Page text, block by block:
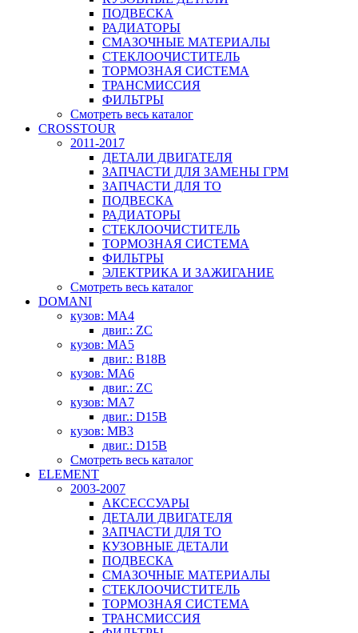
ПОДВЕСКА
РАДИАТОРЫ
СМАЗОЧНЫЕ МАТЕРИАЛЫ
СТЕКЛООЧИСТИТЕЛЬ
ТОРМОЗНАЯ СИСТЕМА
ТРАНСМИССИЯ
ФИЛЬТРЫ
Смотреть весь каталог
CROSSTOUR
2011-2017
ДЕТАЛИ ДВИГАТЕЛЯ
ЗАПЧАСТИ ДЛЯ ЗАМЕНЫ ГРМ
ЗАПЧАСТИ ДЛЯ ТО
ПОДВЕСКА
РАДИАТОРЫ
СТЕКЛООЧИСТИТЕЛЬ
ТОРМОЗНАЯ СИСТЕМА
ФИЛЬТРЫ
ЭЛЕКТРИКА И ЗАЖИГАНИЕ
Смотреть весь каталог
DOMANI
кузов: MA4
двиг.: ZC
кузов: MA5
двиг.: B18B
кузов: MA6
двиг.: ZC
кузов: MA7
двиг.: D15B
кузов: MB3
двиг.: D15B
Смотреть весь каталог
ELEMENT
2003-2007
АКСЕССУАРЫ
ДЕТАЛИ ДВИГАТЕЛЯ
ЗАПЧАСТИ ДЛЯ ТО
КУЗОВНЫЕ ДЕТАЛИ
ПОДВЕСКА
СМАЗОЧНЫЕ МАТЕРИАЛЫ
СТЕКЛООЧИСТИТЕЛЬ
ТОРМОЗНАЯ СИСТЕМА
ТРАНСМИССИЯ